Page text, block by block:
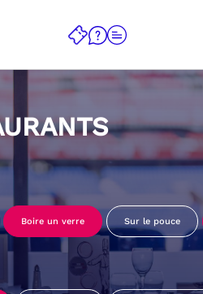
Boire un verre Sur le pouce